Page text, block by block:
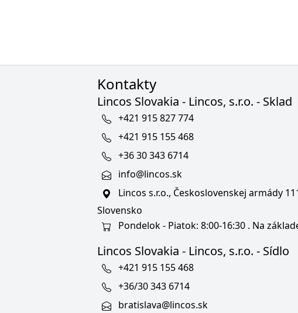
Kontakty
Lincos Slovakia - Lincos, s.r.o. - Sklad
+421 915 827 774
+421 915 155 468
+36 30 343 6714
info@lincos.sk
Lincos s.r.o., Československej armády
Slovensko
Pondelok - Piatok: 8:00-16:30 . Na
Lincos Slovakia - Lincos, s.r.o. - Sídlo
+421 915 155 468
+36/30 343 6714
bratislava@lincos.sk